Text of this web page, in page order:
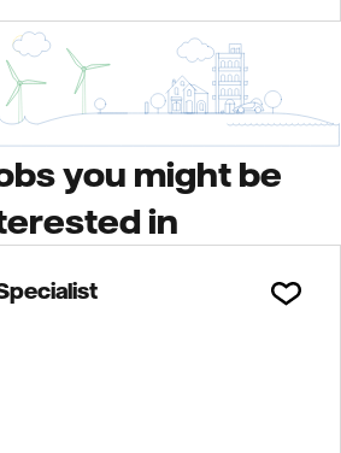
you might be
in